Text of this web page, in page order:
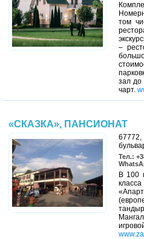
том
–
зал до
чарт.
«СКАЗКА», ПАНСИОНАТ
67772,
Тел.:
В 100